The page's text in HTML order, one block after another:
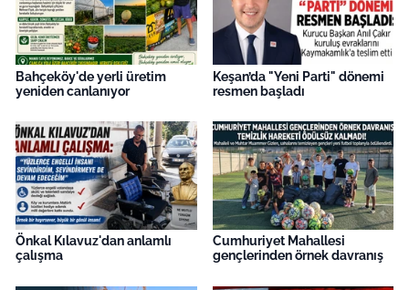
Bahçeköy'de yerli üretim
yeniden canlanıyor
Keşan’da "Yeni Parti" dönemi
resmen başladı
Önkal Kılavuz'dan anlamlı
çalışma
Cumhuriyet Mahallesi
gençlerinden örnek davranış